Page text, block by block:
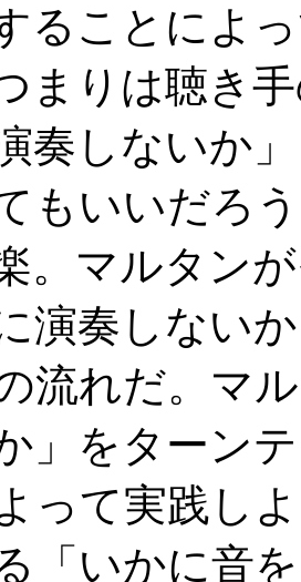
ることによ
まりは聴き
奏しないか
もいいだろ
。マルタン
演奏しない
流れだ。マ
」をターン
って実践し
「いかに音